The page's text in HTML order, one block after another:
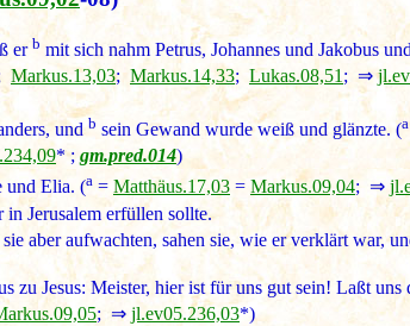
erb mit sich nahm Petrus, Johannes und Jakobus
Markus.13,03; Markus.14,33; Lukas.08,51; ⇒
undb sein Gewand wurde weiß und glänzte. (a
* ; gm.pred.014)
und Elia. (a = Matthäus.17,03 = Markus.09,04; ⇒
in Jerusalem erfüllen sollte.
aber aufwachten, sahen sie, wie er verklärt war,
zu Jesus: Meister, hier ist für uns gut sein! Laßt
; ⇒ jl.ev05.236,03*)